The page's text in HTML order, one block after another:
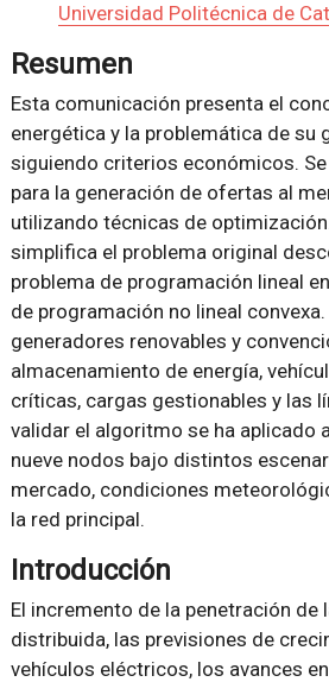
Universidad Politécnica de
Resumen
Esta comunicación presenta el
energética y la problemática de su
siguiendo criterios económicos.
para la generación de ofertas al
utilizando técnicas de
simplifica el problema original
problema de programación lineal
de programación no lineal
generadores renovables y
almacenamiento de energía,
críticas, cargas gestionables y las
validar el algoritmo se ha aplicado
nueve nodos bajo distintos
mercado, condiciones
la red principal.
Introducción
El incremento de la penetración de
distribuida, las previsiones de
vehículos eléctricos, los avances